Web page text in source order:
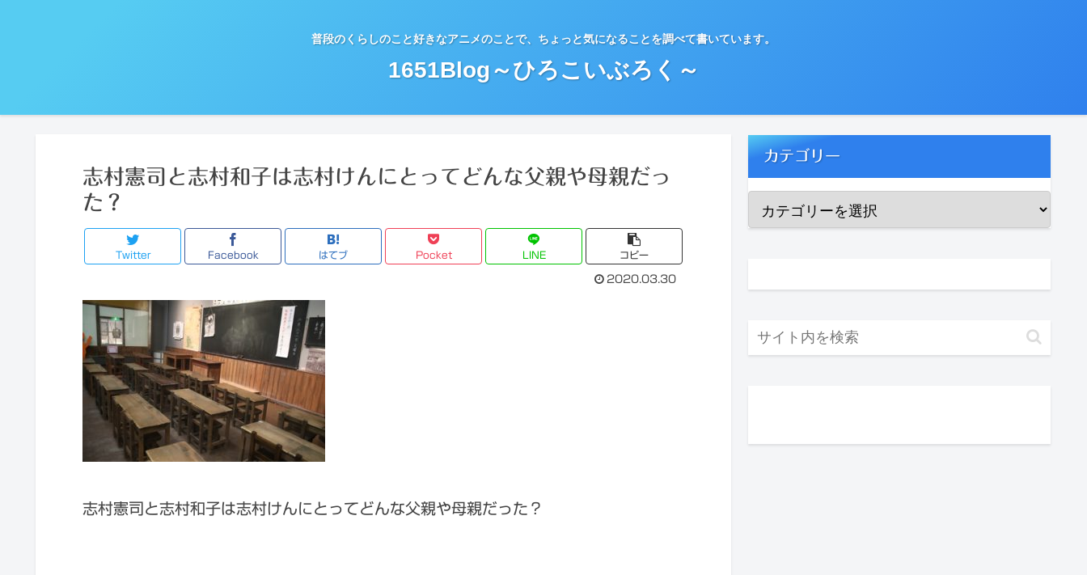
普段のくらしのこと好きなアニメのことで、ちょっと気になることを調べて書いています。
1651Blog～ひろこいぶろく～
志村憲司と志村和子は志村けんにとってどんな父親や母親だっ
た？
Twitter Facebook はてブ Pocket LINE コピー
2020.03.30
志村憲司と志村和子は志村けんにとってどんな父親や母親だった？
カテゴリー